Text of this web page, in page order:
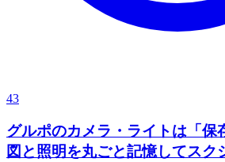
43
グルポのカメラ・ライトは「
図と照明を丸ごと記憶してスク